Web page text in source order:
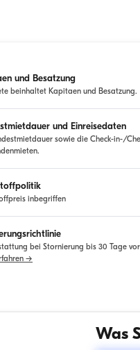
und Besatzung
beinhaltet Kapitaen und Besatzung.
und Einreisedaten
sowie die Check-in-/
inbegriffen
bei Stornierung bis 30 Tage
→
Was